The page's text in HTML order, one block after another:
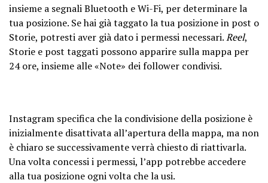
insieme a segnali Bluetooth e Wi-Fi, per determinare la
tua posizione. Se hai già taggato la tua posizione in post o
Storie, potresti aver già dato i permessi necessari.Reel,
Storie e post taggati possono apparire sulla mappa per
24 ore, insieme alle «Note» dei follower condivisi.
Instagram specifica che la condivisione della posizione è
inizialmente disattivata all’apertura della mappa, ma non
è chiaro se successivamente verrà chiesto di riattivarla.
Una volta concessi i permessi, l’app potrebbe accedere
alla tua posizione ogni volta che la usi.